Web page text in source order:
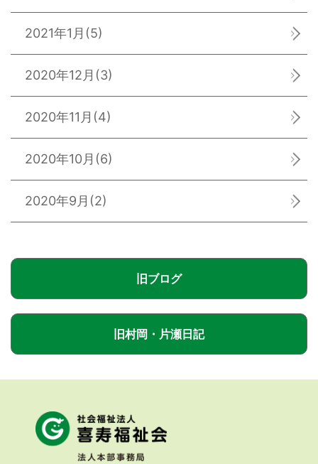
2021年1月 (5)
2020年12月 (3)
2020年11月 (4)
2020年10月 (6)
2020年9月 (2)
旧ブログ
旧村岡・片瀬日記